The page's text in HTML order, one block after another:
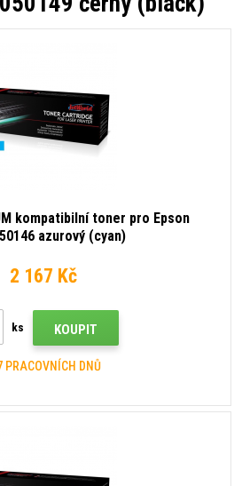
kompatibilní toner pro Epson
azurový (cyan)
2 167 Kč
ks KOUPIT
PRACOVNÍCH DNŮ